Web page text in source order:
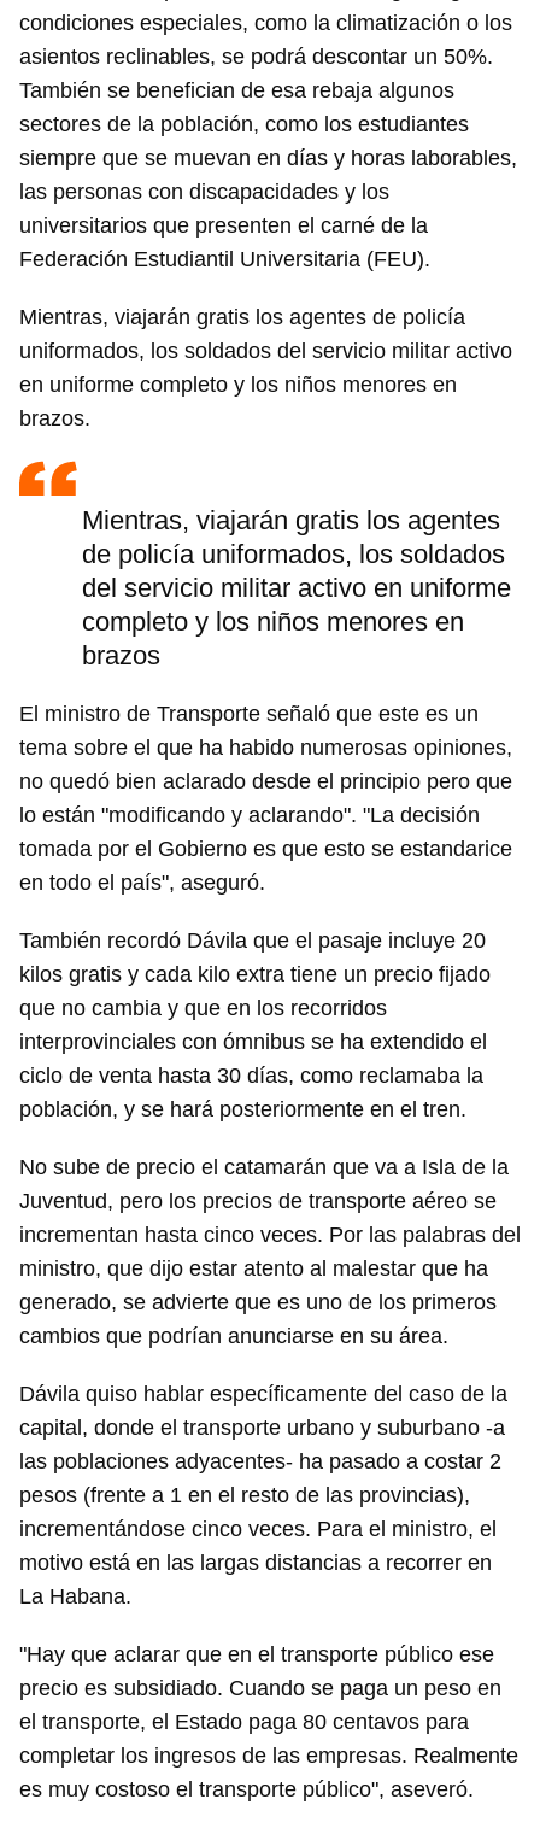
condiciones especiales, como la climatización o los
asientos reclinables, se podrá descontar un 50%.
También se benefician de esa rebaja algunos
sectores de la población, como los estudiantes
siempre que se muevan en días y horas laborables,
las personas con discapacidades y los
universitarios que presenten el carné de la
Federación Estudiantil Universitaria (FEU).
Mientras, viajarán gratis los agentes de policía
uniformados, los soldados del servicio militar activo
en uniforme completo y los niños menores en
brazos.
Mientras, viajarán gratis los agentes
de policía uniformados, los soldados
del servicio militar activo en uniforme
completo y los niños menores en
brazos
El ministro de Transporte señaló que este es un
tema sobre el que ha habido numerosas opiniones,
no quedó bien aclarado desde el principio pero que
lo están "modificando y aclarando". "La decisión
tomada por el Gobierno es que esto se estandarice
en todo el país", aseguró.
También recordó Dávila que el pasaje incluye 20
kilos gratis y cada kilo extra tiene un precio fijado
que no cambia y que en los recorridos
interprovinciales con ómnibus se ha extendido el
ciclo de venta hasta 30 días, como reclamaba la
población, y se hará posteriormente en el tren.
No sube de precio el catamarán que va a Isla de la
Juventud, pero los precios de transporte aéreo se
incrementan hasta cinco veces. Por las palabras del
ministro, que dijo estar atento al malestar que ha
generado, se advierte que es uno de los primeros
cambios que podrían anunciarse en su área.
Dávila quiso hablar específicamente del caso de la
capital, donde el transporte urbano y suburbano -a
las poblaciones adyacentes- ha pasado a costar 2
pesos (frente a 1 en el resto de las provincias),
incrementándose cinco veces. Para el ministro, el
motivo está en las largas distancias a recorrer en
La Habana.
"Hay que aclarar que en el transporte público ese
precio es subsidiado. Cuando se paga un peso en
el transporte, el Estado paga 80 centavos para
completar los ingresos de las empresas. Realmente
es muy costoso el transporte público", aseveró.